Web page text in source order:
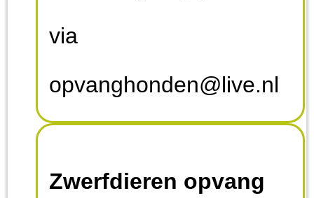
via
opvanghonden@live.nl
Zwerfdieren opvang